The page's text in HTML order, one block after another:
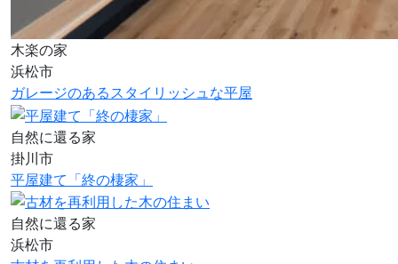
木楽の家
浜松市
ガレージのあるスタイリッシュな平屋
自然に還る家
掛川市
平屋建て「終の棲家」
自然に還る家
浜松市